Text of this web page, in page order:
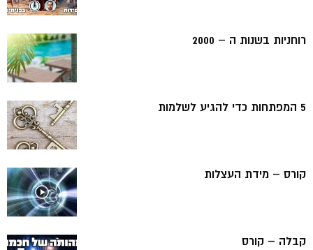
רוחניות בשנות ה – 2000
5 המפתחות כדי להגיע לשלמות
קורס – מידת העצלות
קבלה – קורס